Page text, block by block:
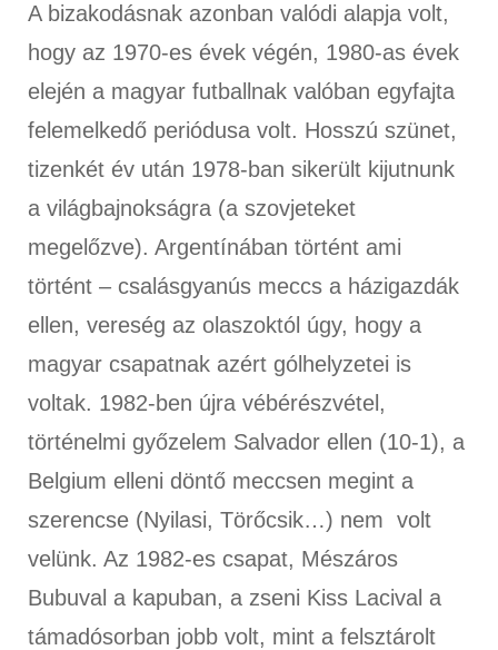
A bizakodásnak azonban valódi alapja volt,
hogy az 1970-es évek végén, 1980-as évek
elején a magyar futballnak valóban egyfajta
felemelkedő periódusa volt. Hosszú szünet,
tizenkét év után 1978-ban sikerült kijutnunk
a világbajnokságra (a szovjeteket
megelőzve). Argentínában történt ami
történt – csalásgyanús meccs a házigazdák
ellen, vereség az olaszoktól úgy, hogy a
magyar csapatnak azért gólhelyzetei is
voltak. 1982-ben újra vébérészvétel,
történelmi győzelem Salvador ellen (10-1), a
Belgium elleni döntő meccsen megint a
szerencse (Nyilasi, Törőcsik…) nem volt
velünk. Az 1982-es csapat, Mészáros
Bubuval a kapuban, a zseni Kiss Lacival a
támadósorban jobb volt, mint a felsztárolt